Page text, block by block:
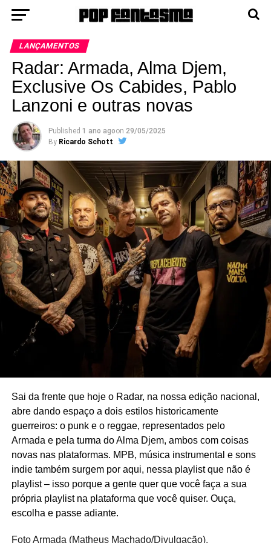
LANÇAMENTOS
Radar: Armada, Alma Djem,
Exclusive Os Cabides, Pablo
Lanzoni e outras novas
Published 1 ano agoon 29/05/2025
By Ricardo Schott
Sai da frente que hoje o Radar, na nossa edição nacional,
abre dando espaço a dois estilos historicamente
guerreiros: o punk e o reggae, representados pelo
Armada e pela turma do Alma Djem, ambos com coisas
novas nas plataformas. MPB, música instrumental e sons
indie também surgem por aqui, nessa playlist que não é
playlist – isso porque a gente quer que você faça a sua
própria playlist na plataforma que você quiser. Ouça,
escolha e passe adiante.
Foto Armada (Matheus Machado/Divulgação).